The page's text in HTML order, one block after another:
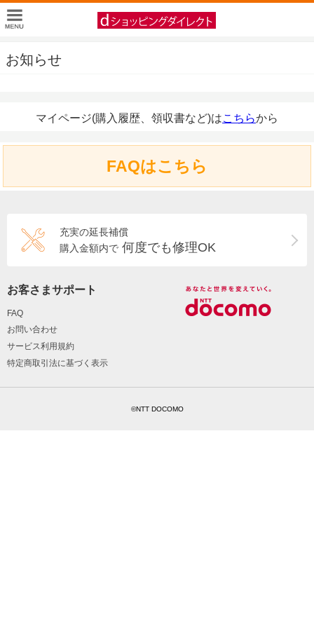
お知らせ
マイページ(購入履歴、領収書など)はこちらから
FAQはこちら
充実の延長補償
購入金額内で 何度でも修理OK
お客さまサポート
FAQ
お問い合わせ
サービス利用規約
特定商取引法に基づく表示
©NTT DOCOMO